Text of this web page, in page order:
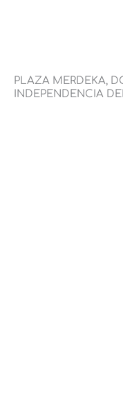
PLAZA MERDEKA,
INDEPENDENCIA